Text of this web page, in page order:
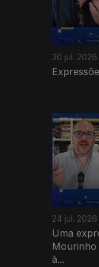
30 jul. 2026
24 jul. 2026
Uma
à...
943987